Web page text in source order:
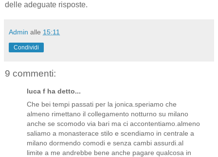
delle adeguate risposte.
Admin alle 15:11
Condividi
9 commenti:
luca f ha detto...
Che bei tempi passati per la jonica.speriamo che
almeno rimettano il collegamento notturno su milano
anche se scomodo via bari ma ci accontentiamo.almeno
saliamo a monasterace stilo e scendiamo in centrale a
milano dormendo comodi e senza cambi assurdi.al
limite a me andrebbe bene anche pagare qualcosa in